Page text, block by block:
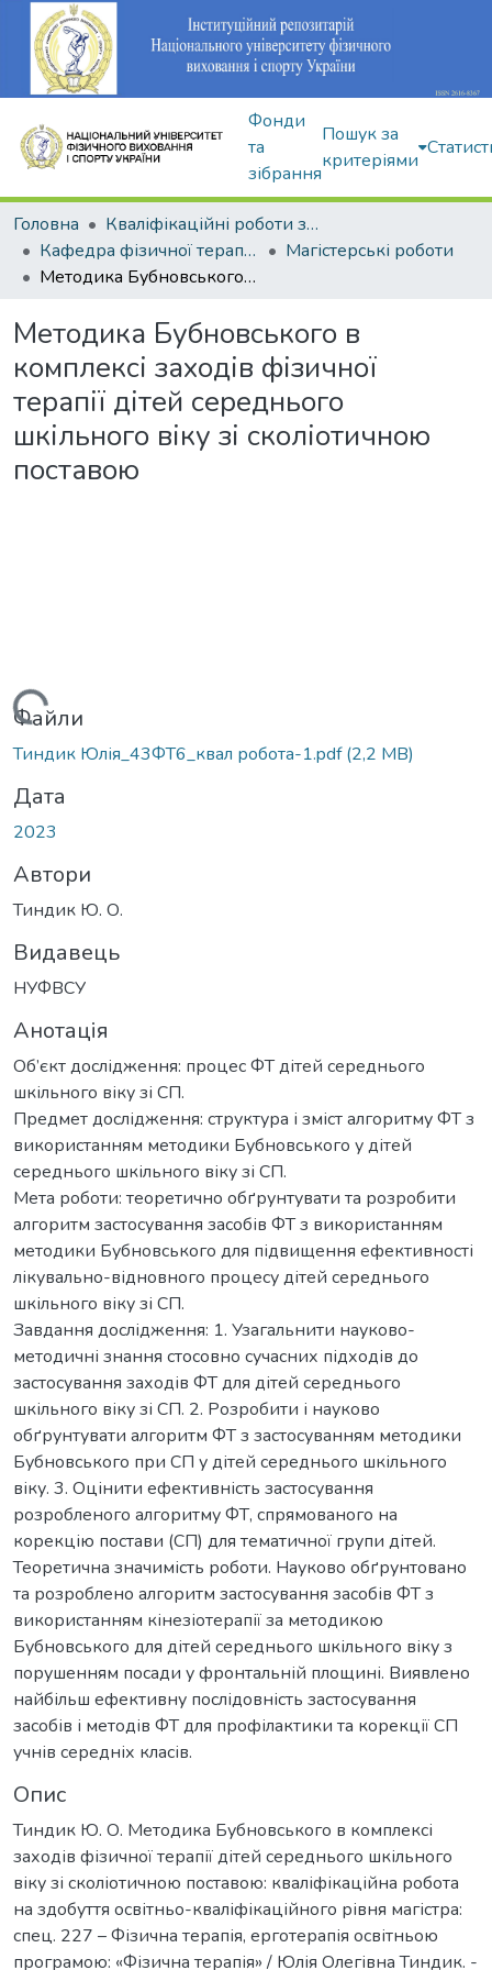
Фонди
та
зібрання
Пошук за
критеріями
Головна
Кваліфікаційні роботи здобувачів вищої освіти
Кафедра фізичної терапії та ерготерапії
Магістерські роботи
Методика Бубновського в комплексі заходів фізичної терапії дітей середнього шкільного віку зі сколіотичною поставою
Методика Бубновського в
комплексі заходів фізичної
терапії дітей середнього
шкільного віку зі сколіотичною
поставою
Файли
Тиндик Юлія_43ФТ6_квал робота-1.pdf(2,2 MB)
Дата
2023
Автори
Тиндик Ю. О.
Видавець
НУФВСУ
Анотація
Об’єкт дослідження: процес ФТ дітей середнього
шкільного віку зі СП.
Предмет дослідження: структура і зміст алгоритму ФТ з
використанням методики Бубновського у дітей
середнього шкільного віку зі СП.
Мета роботи: теоретично обґрунтувати та розробити
алгоритм застосування засобів ФТ з використанням
методики Бубновського для підвищення ефективності
лікувально-відновного процесу дітей середнього
шкільного віку зі СП.
Завдання дослідження: 1. Узагальнити науково-
методичні знання стосовно сучасних підходів до
застосування заходів ФТ для дітей середнього
шкільного віку зі СП. 2. Розробити і науково
обґрунтувати алгоритм ФТ з застосуванням методики
Бубновського при СП у дітей середнього шкільного
віку. 3. Оцінити ефективність застосування
розробленого алгоритму ФТ, спрямованого на
корекцію постави (СП) для тематичної групи дітей.
Теоретична значимість роботи. Науково обґрунтовано
та розроблено алгоритм застосування засобів ФТ з
використанням кінезіотерапії за методикою
Бубновського для дітей середнього шкільного віку з
порушенням посади у фронтальній площині. Виявлено
найбільш ефективну послідовність застосування
засобів і методів ФТ для профілактики та корекції СП
учнів середніх класів.
Опис
Тиндик Ю. О. Методика Бубновського в комплексі
заходів фізичної терапії дітей середнього шкільного
віку зі сколіотичною поставою: кваліфікаційна робота
на здобуття освітньо-кваліфікаційного рівня магістра:
спец. 227 – Фізична терапія, ерготерапія освітньою
програмою: «Фізична терапія» / Юлія Олегівна Тиндик. -